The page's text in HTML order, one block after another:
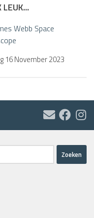
LEUK...
16 November 2023